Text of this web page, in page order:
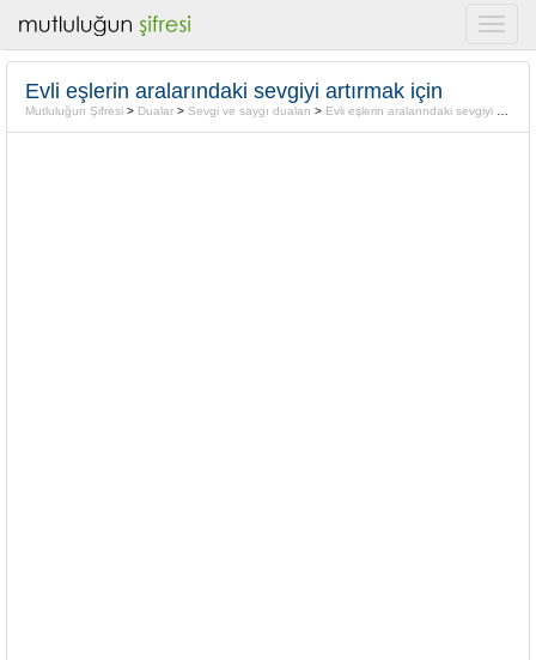
Evli eşlerin aralarındaki sevgiyi artırmak için
Mutluluğun Şifresi > Dualar > Sevgi ve saygı duaları > Evli eşlerin aralarındaki sevgiyi artırmak için